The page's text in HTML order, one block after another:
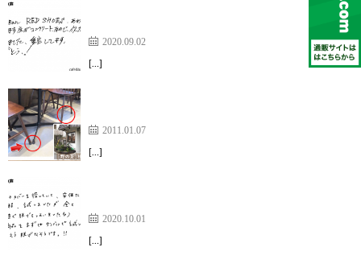
床がコンクリートなので、イスカバーを購入しまし
2020.09.02
[…]
2011.01.07
[…]
2020.10.01
[…]